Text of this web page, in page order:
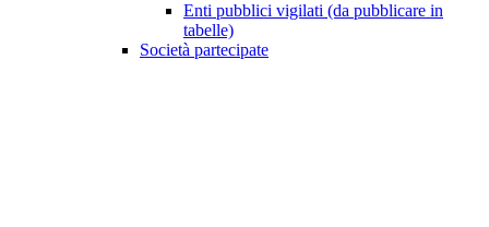
Enti pubblici vigilati (da pubblicare in
tabelle)
Società partecipate